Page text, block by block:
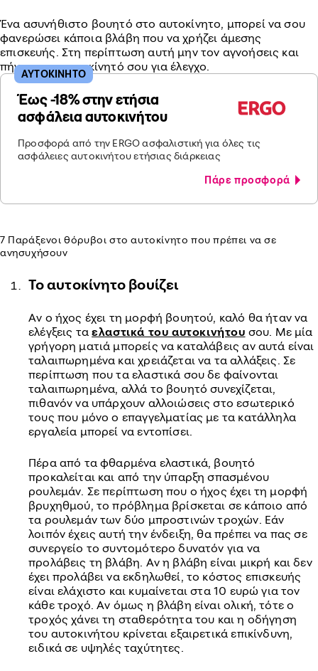
Ένα ασυνήθιστο βουητό στο αυτοκίνητο, μπορεί να σου
φανερώσει κάποια βλάβη που να χρήζει άμεσης
επισκευής. Στη περίπτωση αυτή μην τον αγνοήσεις και
πήγαινε το αυτοκίνητό σου για έλεγχο.
Έως -18% στην ετήσια
ασφάλεια αυτοκινήτου
Προσφορά από την ERGO ασφαλιστική για όλες τις
ασφάλειες αυτοκινήτου ετήσιας διάρκειας
Πάρε προσφορά
ΑΥΤΟΚΙΝΗΤΟ
7 Παράξενοι θόρυβοι στο αυτοκίνητο που πρέπει να σε
ανησυχήσουν
Το αυτοκίνητο βουίζει
Αν ο ήχος έχει τη μορφή βουητού, καλό θα ήταν να
ελέγξεις ταελαστικά του αυτοκινήτου σου. Με μία
γρήγορη ματιά μπορείς να καταλάβεις αν αυτά είναι
ταλαιπωρημένα και χρειάζεται να τα αλλάξεις. Σε
περίπτωση που τα ελαστικά σου δε φαίνονται
ταλαιπωρημένα, αλλά το βουητό συνεχίζεται,
πιθανόν να υπάρχουν αλλοιώσεις στο εσωτερικό
τους που μόνο ο επαγγελματίας με τα κατάλληλα
εργαλεία μπορεί να εντοπίσει.
Πέρα από τα φθαρμένα ελαστικά, βουητό
προκαλείται και από την ύπαρξη σπασμένου
ρουλεμάν. Σε περίπτωση που ο ήχος έχει τη μορφή
βρυχηθμού, το πρόβλημα βρίσκεται σε κάποιο από
τα ρουλεμάν των δύο μπροστινών τροχών. Εάν
λοιπόν έχεις αυτή την ένδειξη, θα πρέπει να πας σε
συνεργείο το συντομότερο δυνατόν για να
προλάβεις τη βλάβη. Αν η βλάβη είναι μικρή και δεν
έχει προλάβει να εκδηλωθεί, το κόστος επισκευής
είναι ελάχιστο και κυμαίνεται στα 10 ευρώ για τον
κάθε τροχό. Αν όμως η βλάβη είναι ολική, τότε ο
τροχός χάνει τη σταθερότητα του και η οδήγηση
του αυτοκινήτου κρίνεται εξαιρετικά επικίνδυνη,
ειδικά σε υψηλές ταχύτητες.